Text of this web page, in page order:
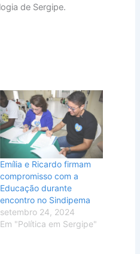
de Sergipe.
Emília e Ricardo firmam
compromisso com a
Educação durante
encontro no Sindipema
setembro 24, 2024
Em "Política em Sergipe"